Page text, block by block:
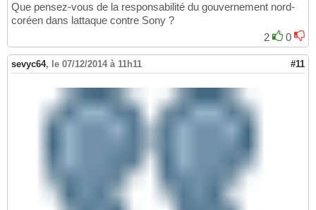
Que pensez-vous de la responsabilité du gouvernement nord-
coréen dans lattaque contre Sony ?
2
0
sevyc64, le 07/12/2014 à 11h11 #11